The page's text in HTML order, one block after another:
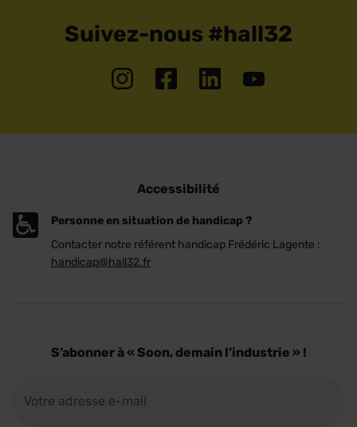
Suivez-nous #hall32
Accessibilité
Personne en situation de handicap ?
Contacter notre référent handicap Frédéric Lagente :
handicap@hall32.fr
S’abonner à « Soon, demain l’industrie » !
mail